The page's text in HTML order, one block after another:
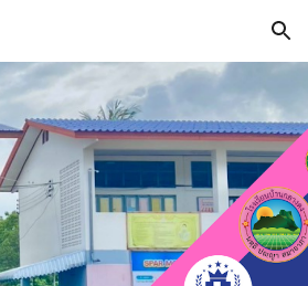
Skip to navigation